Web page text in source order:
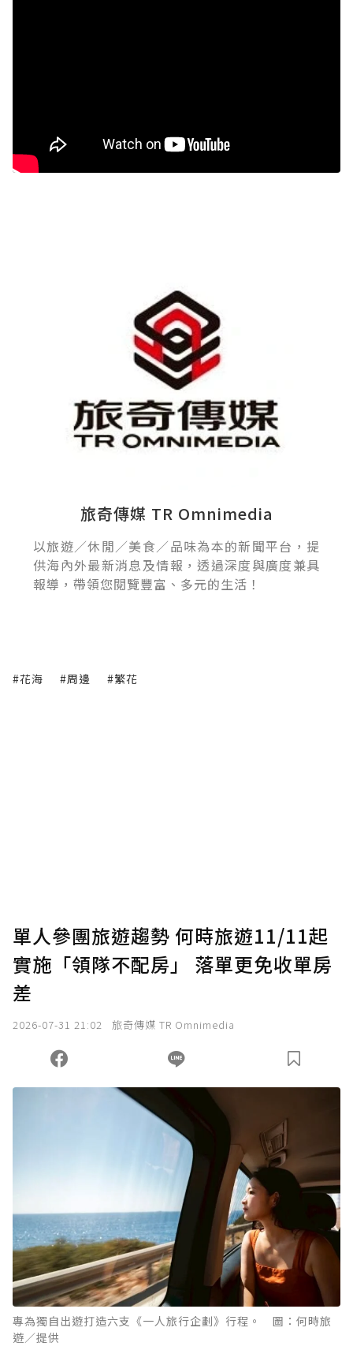
旅奇傳媒 TR Omnimedia
以旅遊／休閒／美食／品味為本的新聞平台，提
供海內外最新消息及情報，透過深度與廣度兼具
報導，帶領您閱覽豐富、多元的生活！
#花海 #周邊 #繁花
單人參團旅遊趨勢 何時旅遊11/11起
實施「領隊不配房」 落單更免收單房
差
2026-07-31 21:02 旅奇傳媒 TR Omnimedia
專為獨自出遊打造六支《一人旅行企劃》行程。 圖：何時旅
遊／提供